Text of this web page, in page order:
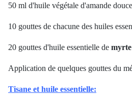
50 ml d'huile végétale d'amande
10 gouttes de chacune des huiles
20 gouttes d'huile essentielle de
Application de quelques gouttes du
Tisane et huile essentielle: